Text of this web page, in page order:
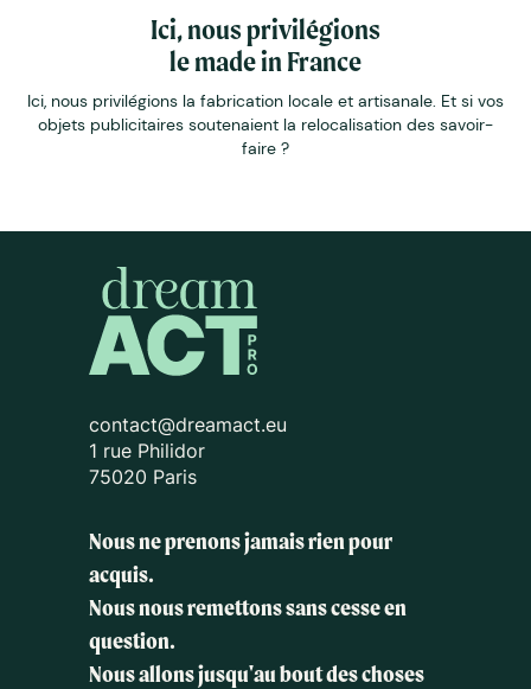
Ici, nous privilégions
le made in France
Ici, nous privilégions la fabrication locale et artisanale. Et si vos
objets publicitaires soutenaient la relocalisation des savoir-
faire ?
contact@dreamact.eu
1 rue Philidor
75020 Paris
Nous ne prenons jamais rien pour
acquis.
Nous nous remettons sans cesse en
question.
Nous allons jusqu'au bout des choses